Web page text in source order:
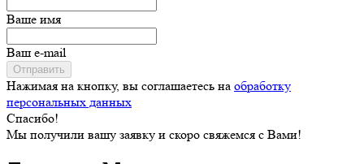
Ваше имя
Ваш e-mail
Отправить
Нажимая на кнопку, вы соглашаетесь на обработку
персональных данных
Спасибо!
Мы получили вашу заявку и скоро свяжемся с Вами!